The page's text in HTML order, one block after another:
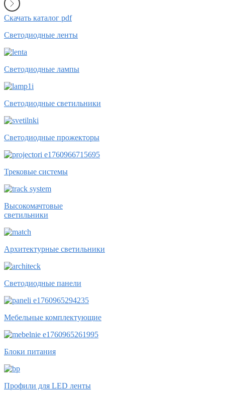
Скачать каталог pdf
Светодиодные ленты
Светодиодные лампы
Светодиодные светильники
Светодиодные прожекторы
Трековые системы
Высокомачтовые
светильники
Архитектурные светильники
Светодиодные панели
Мебельные комплектующие
Блоки питания
Профили для LED ленты